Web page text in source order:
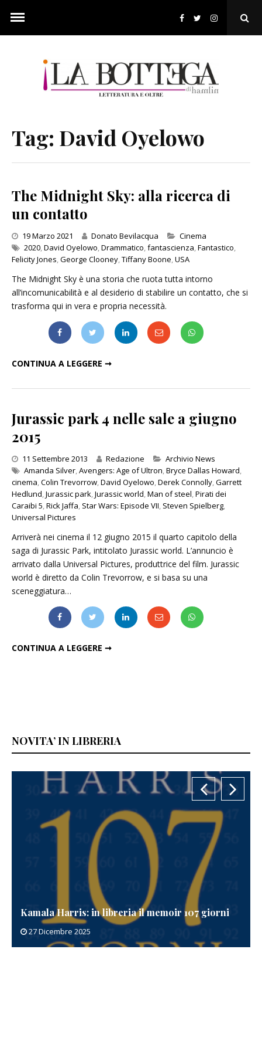
content
Tag: David Oyelowo
The Midnight Sky: alla ricerca di
un contatto
19 Marzo 2021 Donato Bevilacqua Categories
Cinema
2020,David Oyelowo,Drammatico,fantascienza,Fantastico,
Felicity Jones,George Clooney,Tiffany Boone,USA
The Midnight Sky è una storia che ruota tutta intorno
all’incomunicabilità e al desiderio di stabilire un contatto, che si
trasforma qui in vera e propria necessità.
CONTINUA A LEGGERE ➞
Jurassic park 4 nelle sale a giugno
2015
11 Settembre 2013 Redazione Categories
Archivio News
Amanda Silver,Avengers: Age of Ultron,Bryce Dallas Howard,
cinema,Colin Trevorrow,David Oyelowo,Derek Connolly,Garrett
Hedlund,Jurassic park,Jurassic world,Man of steel,Pirati dei
Caraibi 5,Rick Jaffa, Star Wars: Episode VII, Steven Spielberg,
Universal Pictures
Arriverà nei cinema il 12 giugno 2015 il quarto capitolo della
saga di Jurassic Park, intitolato Jurassic world. L’annuncio è
arrivato dalla Universal Pictures, produttrice del film. Jurassic
world è diretto da Colin Trevorrow, e si basa su una
sceneggiatura…
CONTINUA A LEGGERE ➞
NOVITA’ IN LIBRERIA
Kamala Harris: in libreria il memoir 107 giorni
27 Dicembre 2025